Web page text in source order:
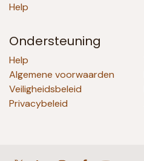
Help
Ondersteuning
Help
Algemene voorwaarden
Veiligheidsbeleid
Privacybeleid